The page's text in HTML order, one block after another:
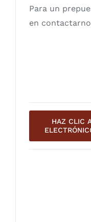
Para un
en
HAZ CLIC